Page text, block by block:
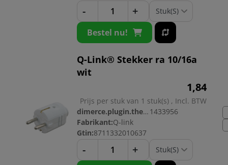
- +
Bestel nu!
Q-Link® Stekker ra 10/16a
wit
1,84
Prijs per stuk van 1 stuk(s) , Incl. BTW
dimerce.plugin.theme.productnr: 1433956
Fabrikant:Q-link
Gtin:8711332010637
- +